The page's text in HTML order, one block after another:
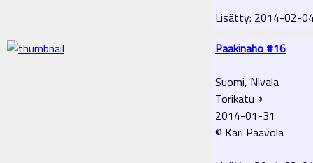
Lisätty: 2014-02-
Paakinaho #16
Suomi, Nivala
Torikatu ⌖
2014-01-31
© Kari Paavola